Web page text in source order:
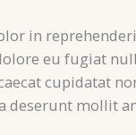
in
eu fugiat
cupidatat
deserunt mollit